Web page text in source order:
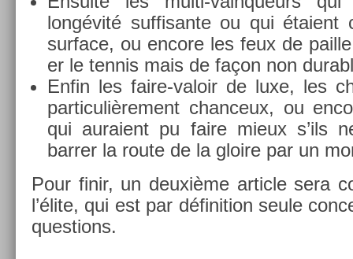
longévité suf­fisan­te ou qui étaient
sur­face, ou en­core les feux de
er le ten­nis mais de façon non
Enfin les faire-valoir de luxe, les
par­ticuliè­re­ment chan­ceux, ou
qui auraient pu faire mieux s’ils
barr­er la route de la gloire par un
Pour finir, un deuxième ar­ticle sera
l’élite, qui est par défini­tion seule
ques­tions.